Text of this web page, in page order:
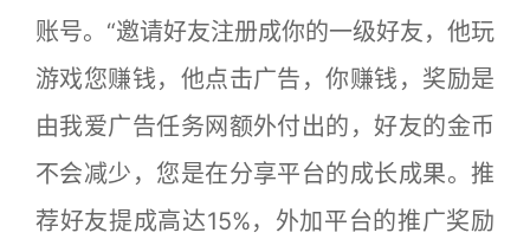
账号。“邀请好友注册成你的一级好友，他玩
游戏您赚钱，他点击广告，你赚钱，奖励是
由我爱广告任务网额外付出的，好友的金币
不会减少，您是在分享平台的成长成果。推
荐好友提成高达15%，外加平台的推广奖励